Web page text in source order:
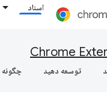
اسناد
Chrome
توسعه دهید چگونه